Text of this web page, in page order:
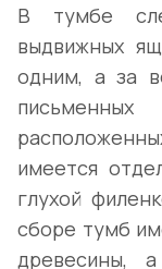
В тумбе
выдвижных
одним, а за
имеется
глухой
сборе тумб
древесины,